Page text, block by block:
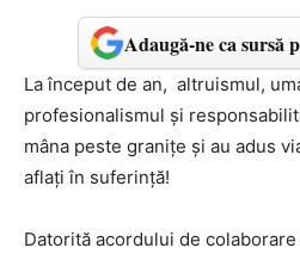
Adaugă-ne ca sursă
La început de an, altruismul,
profesionalismul şi
mâna peste granițe și au adus
aflaţi în suferinţă!
Datorită acordului de